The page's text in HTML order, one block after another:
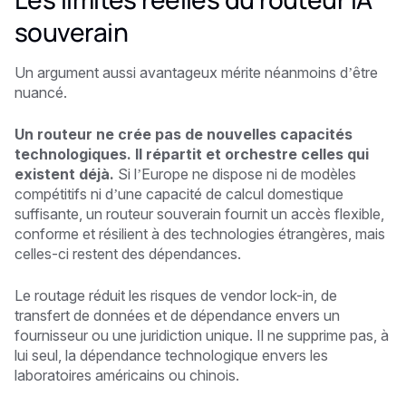
souverain
Un argument aussi avantageux mérite néanmoins d’être
nuancé.
Un routeur ne crée pas de nouvelles capacités
technologiques. Il répartit et orchestre celles qui
existent déjà. Si l’Europe ne dispose ni de modèles
compétitifs ni d’une capacité de calcul domestique
suffisante, un routeur souverain fournit un accès flexible,
conforme et résilient à des technologies étrangères, mais
celles-ci restent des dépendances.
Le routage réduit les risques de vendor lock-in, de
transfert de données et de dépendance envers un
fournisseur ou une juridiction unique. Il ne supprime pas, à
lui seul, la dépendance technologique envers les
laboratoires américains ou chinois.